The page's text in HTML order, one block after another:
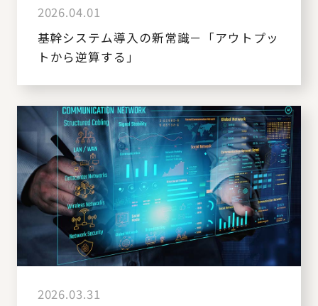
2026.04.01
基幹システム導入の新常識－「アウトプッ
トから逆算する」
2026.03.31